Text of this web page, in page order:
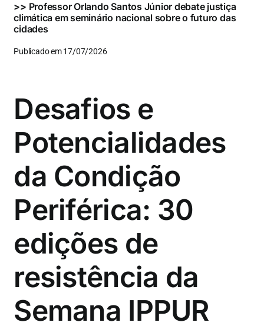
>> Professor Orlando Santos Júnior debate justiça
climática em seminário nacional sobre o futuro das
cidades
Publicado em 17/07/2026
Desafios e
Potencialidades
da Condição
Periférica: 30
edições de
resistência da
Semana IPPUR